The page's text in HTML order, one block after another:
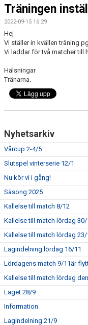
BILDGALLERI
DOKUMENT
Träningen
2022-09-15 16:29
Hej
Vi ställer in kvällen träning
Vi laddar för två matcher till
Hälsningar
Tränarna.
Nyhetsarkiv
Vårcup 2-4/5
Slutspel vinterserie 12/1
Nu kör vi i gång!
Säsong 2025
Kallelse till match 8/12
Kallelse till match lördag 30/
Kallelse till match lördag 23/
Lagindelning lördag 16/11
Lördagens match 9/11är
Kallelse till match lördag
Laget 28/9
Information
Lagindelning 21/9